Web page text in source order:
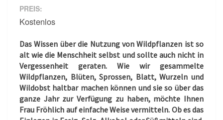
PREIS:
Kostenlos
Das Wissen über die Nutzung von Wildpflanzen ist so
alt wie die Menschheit selbst und sollte auch nicht in
Vergessenheit geraten. Wie wir gesammelte
Wildpflanzen, Blüten, Sprossen, Blatt, Wurzeln und
Wildobst haltbar machen können und sie so über das
ganze Jahr zur Verfügung zu haben, möchte Ihnen
Frau Fröhlich auf einfache Weise vermitteln. Ob es das